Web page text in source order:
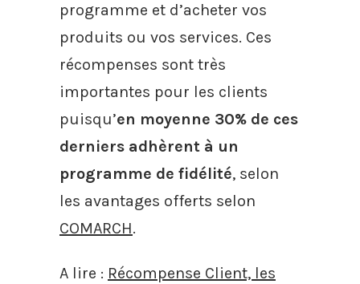
programme et d’acheter vos
produits ou vos services. Ces
récompenses sont très
importantes pour les clients
puisqu’en moyenne 30% de ces
derniers adhèrent à un
programme de fidélité, selon
les avantages offerts selon
COMARCH.
A lire : Récompense Client, les